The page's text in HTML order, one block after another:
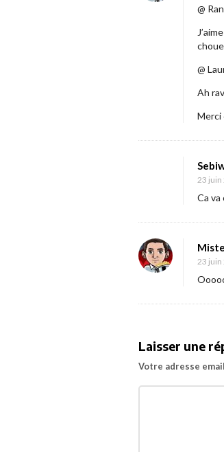
,
l
e
t
a
i
l
r
e
i
n
e
n
r
a
@
@
Ah
Merci
23 juin
Ca va
23 juin
Laisser une
Votre adresse